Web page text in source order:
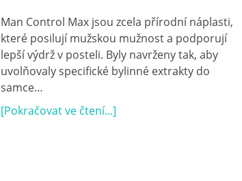
Man Control Max jsou zcela přírodní náplasti,
které posilují mužskou mužnost a podporují
lepší výdrž v posteli. Byly navrženy tak, aby
uvolňovaly specifické bylinné extrakty do
samce…
[Pokračovat ve čtení...]